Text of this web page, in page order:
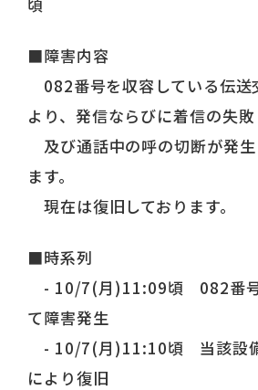
■障害内容
082番号を収容している伝送
より、発信ならびに着信の失敗
及び通話中の呼の切断が発
ます。
現在は復旧しております。
■時系列
- 10/7(月)11:09頃 082番号
て障害発生
- 10/7(月)11:10頃 当該設
により復旧